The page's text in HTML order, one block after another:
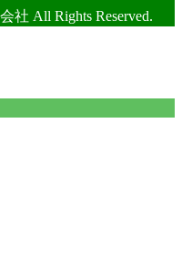
社 All Rights Reserved.